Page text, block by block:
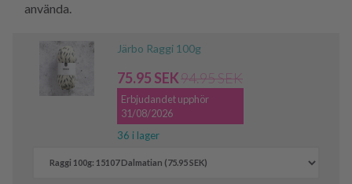
använda.
Järbo Raggi 100g
75.95 SEK94.95 SEK
Erbjudandet upphör
31/08/2026
36 i lager